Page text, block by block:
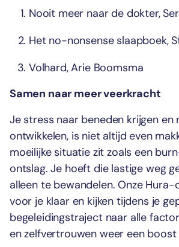
Nooit meer naar de dokter,
Het no-nonsense slaapboek,
Volhard, Arie Boomsma
Samen naar meer veerkracht
Je stress naar beneden krijgen
ontwikkelen, is niet altijd even
moeilijke situatie zit zoals een
ontslag. Je hoeft die lastige weg
alleen te bewandelen. Onze
voor je klaar en kijken tijdens je
begeleidingstraject naar alle
en zelfvertrouwen weer een boost